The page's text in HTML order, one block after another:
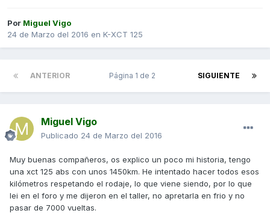
Por Miguel Vigo
24 de Marzo del 2016 en K-XCT 125
ANTERIOR SIGUIENTE
Página 1 de 2
Miguel Vigo
Publicado 24 de Marzo del 2016
Muy buenas compañeros, os explico un poco mi historia, tengo
una xct 125 abs con unos 1450km. He intentado hacer todos esos
kilómetros respetando el rodaje, lo que viene siendo, por lo que
lei en el foro y me dijeron en el taller, no apretarla en frio y no
pasar de 7000 vueltas.